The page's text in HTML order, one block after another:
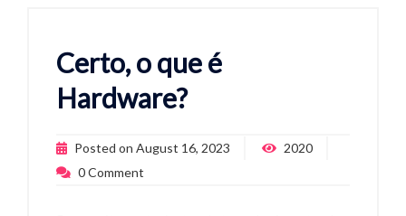
Certo, o que é
Hardware?
Posted on August 16, 2023
2020
0Comment